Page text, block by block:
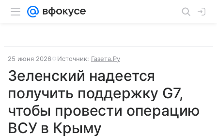
25 июня 2026 Источник: Газета.Ру
Зеленский надеется
получить поддержку G7,
чтобы провести операцию
ВСУ в Крыму